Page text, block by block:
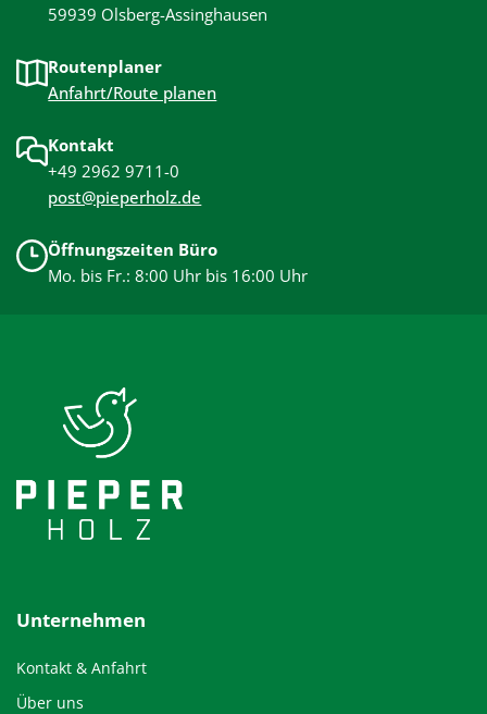
59939 Olsberg-Assinghausen
Routenplaner
Anfahrt/Route planen
Kontakt
+49 2962 9711-0
post@pieperholz.de
Öffnungszeiten Büro
Mo. bis Fr.: 8:00 Uhr bis 16:00 Uhr
Unternehmen
Kontakt & Anfahrt
Über uns